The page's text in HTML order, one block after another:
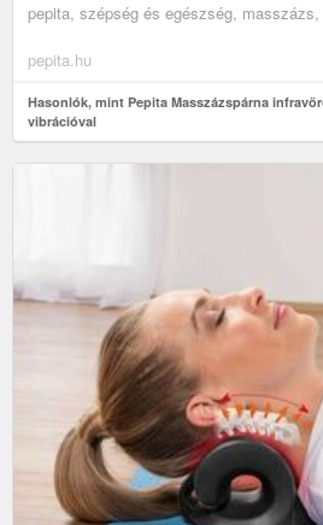
pepita, szépség és egészség,
pepita.hu
Hasonlók, mint Pepita Masszázspárna
vibrációval